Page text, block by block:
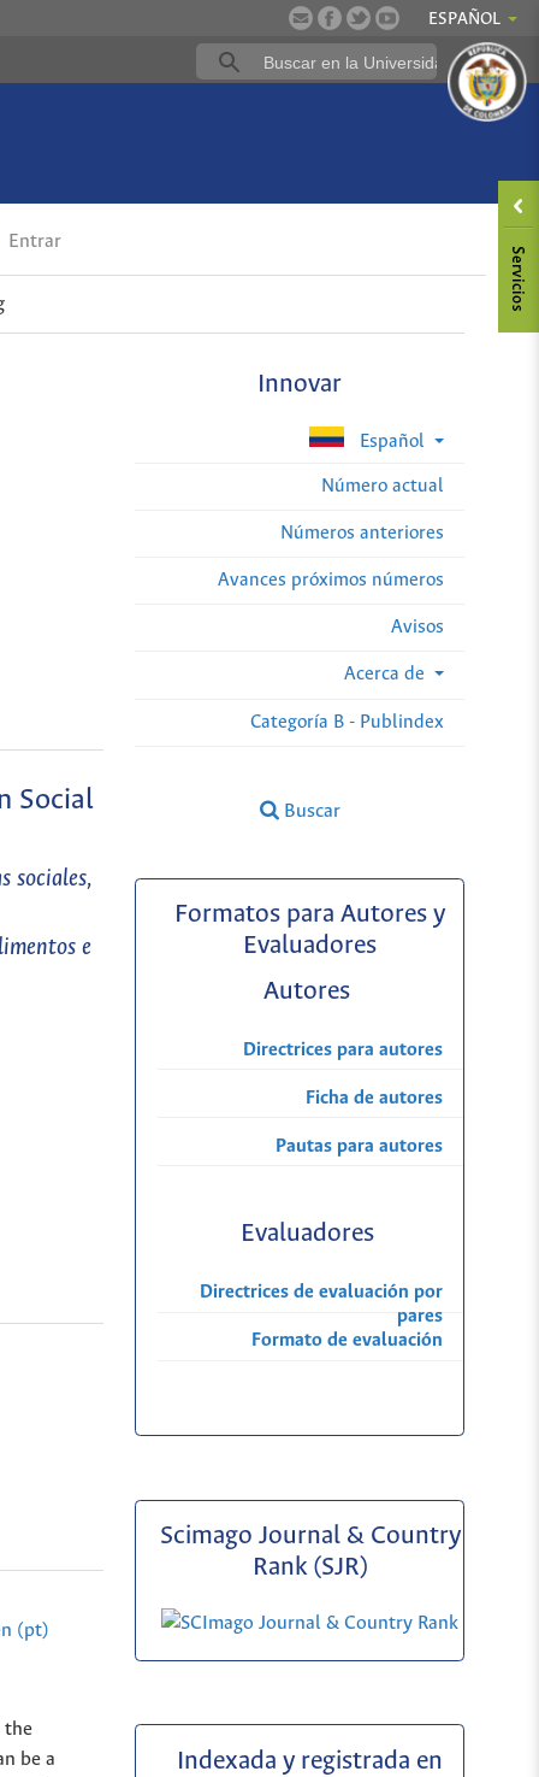
ESPAÑOL
Entrar
Innovar
Español
Número actual
Números anteriores
Avances próximos números
Avisos
Acerca de
Categoría B - Publindex
Buscar
Social
sociales,
e
(pt)
the
be a
Formatos para Autores y
Evaluadores
Autores
Directrices para autores
Ficha de autores
Pautas para autores
Evaluadores
Directrices de evaluación por
pares
Formato de evaluación
Scimago Journal & Country
Rank (SJR)
Indexada y registrada en